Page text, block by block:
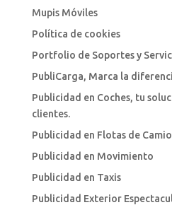
Mupis Móviles
Política de cookies
Portfolio de Soportes y
PubliCarga, Marca la
Publicidad en Coches, tu
clientes.
Publicidad en Flotas de
Publicidad en Movimiento
Publicidad en Taxis
Publicidad Exterior